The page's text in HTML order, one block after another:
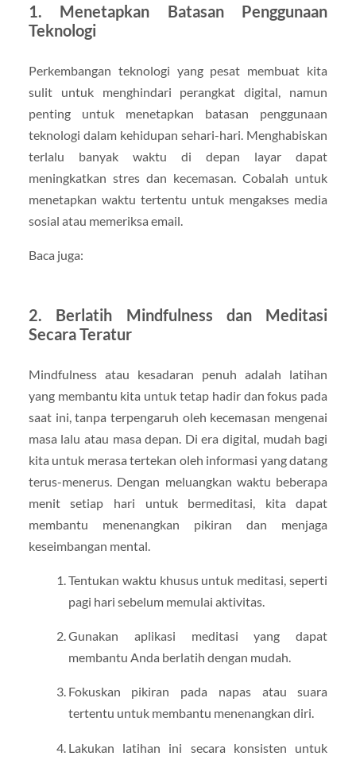
1. Menetapkan Batasan Penggunaan
Teknologi
Perkembangan teknologi yang pesat membuat kita
sulit untuk menghindari perangkat digital, namun
penting untuk menetapkan batasan penggunaan
teknologi dalam kehidupan sehari-hari. Menghabiskan
terlalu banyak waktu di depan layar dapat
meningkatkan stres dan kecemasan. Cobalah untuk
menetapkan waktu tertentu untuk mengakses media
sosial atau memeriksa email.
Baca juga:
2. Berlatih Mindfulness dan Meditasi
Secara Teratur
Mindfulness atau kesadaran penuh adalah latihan
yang membantu kita untuk tetap hadir dan fokus pada
saat ini, tanpa terpengaruh oleh kecemasan mengenai
masa lalu atau masa depan. Di era digital, mudah bagi
kita untuk merasa tertekan oleh informasi yang datang
terus-menerus. Dengan meluangkan waktu beberapa
menit setiap hari untuk bermeditasi, kita dapat
membantu menenangkan pikiran dan menjaga
keseimbangan mental.
Tentukan waktu khusus untuk meditasi, seperti
pagi hari sebelum memulai aktivitas.
Gunakan aplikasi meditasi yang dapat
membantu Anda berlatih dengan mudah.
Fokuskan pikiran pada napas atau suara
tertentu untuk membantu menenangkan diri.
Lakukan latihan ini secara konsisten untuk